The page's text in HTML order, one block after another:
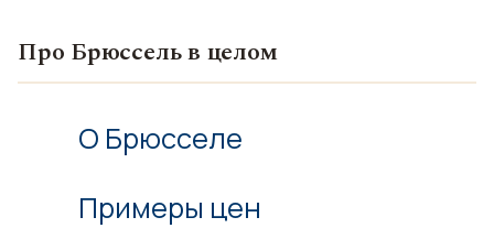
Про Брюссель в целом
О Брюсселе
Примеры цен